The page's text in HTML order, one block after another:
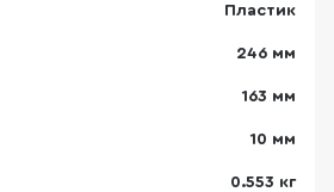
Пластик
246 мм
163 мм
10 мм
0.553 кг